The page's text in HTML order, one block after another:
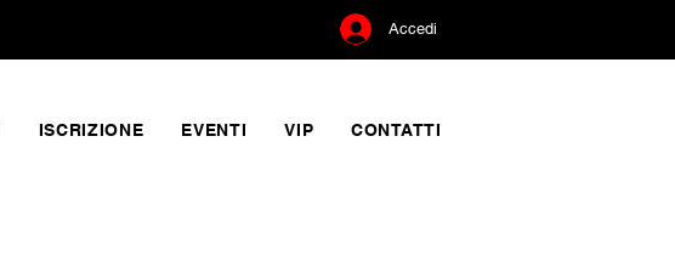
Accedi
ISCRIZIONE EVENTI VIP CONTATTI